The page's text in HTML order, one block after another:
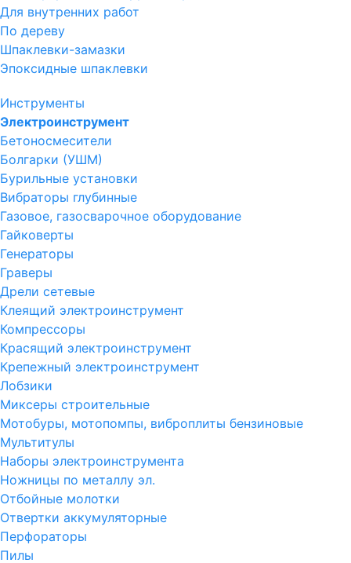
Для внутренних работ
По дереву
Шпаклевки-замазки
Эпоксидные шпаклевки
Инструменты
Электроинструмент
Бетоносмесители
Болгарки (УШМ)
Бурильные установки
Вибраторы глубинные
Газовое, газосварочное оборудование
Гайковерты
Генераторы
Граверы
Дрели сетевые
Клеящий электроинструмент
Компрессоры
Красящий электроинструмент
Крепежный электроинструмент
Лобзики
Миксеры строительные
Мотобуры, мотопомпы, виброплиты бензиновые
Мультитулы
Наборы электроинструмента
Ножницы по металлу эл.
Отбойные молотки
Отвертки аккумуляторные
Перфораторы
Пилы